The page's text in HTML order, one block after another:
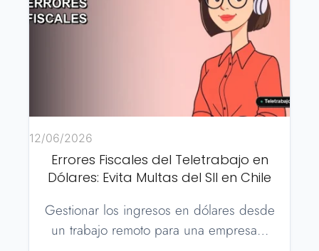
12/06/2026
Errores Fiscales del Teletrabajo en
Dólares: Evita Multas del SII en Chile
Gestionar los ingresos en dólares desde
un trabajo remoto para una empresa…